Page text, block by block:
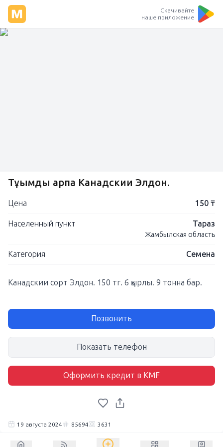
Скачивайте
наше приложение
Тұқымдық арпа Канадскии Элдон.
Цена 150 ₸
Населенный пункт Тараз
Жамбылская область
Категория Семена
Канадскии сорт Элдон. 150 тг. 6 қырлы. 9 тонна бар.
Позвонить
Показать телефон
Оформить кредит в KMF
19 августа 2024 85694 3631